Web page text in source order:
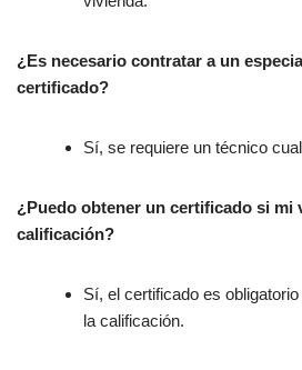
¿Es necesario contratar a un
certificado?
Sí, se requiere un técnico
¿Puedo obtener un certificado si mi
calificación?
Sí, el certificado es
la calificación.